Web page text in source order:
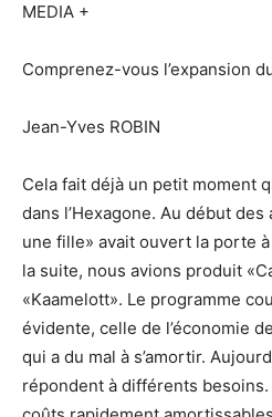
MEDIA +
Comprenez-vous l’expansion
Jean-Yves ROBIN
Cela fait déjà un petit moment
dans l’Hexagone. Au début
une fille» avait ouvert la porte
la suite, nous avions produit
«Kaamelott». Le programme
évidente, celle de l’économie
qui a du mal à s’amortir.
répondent à différents